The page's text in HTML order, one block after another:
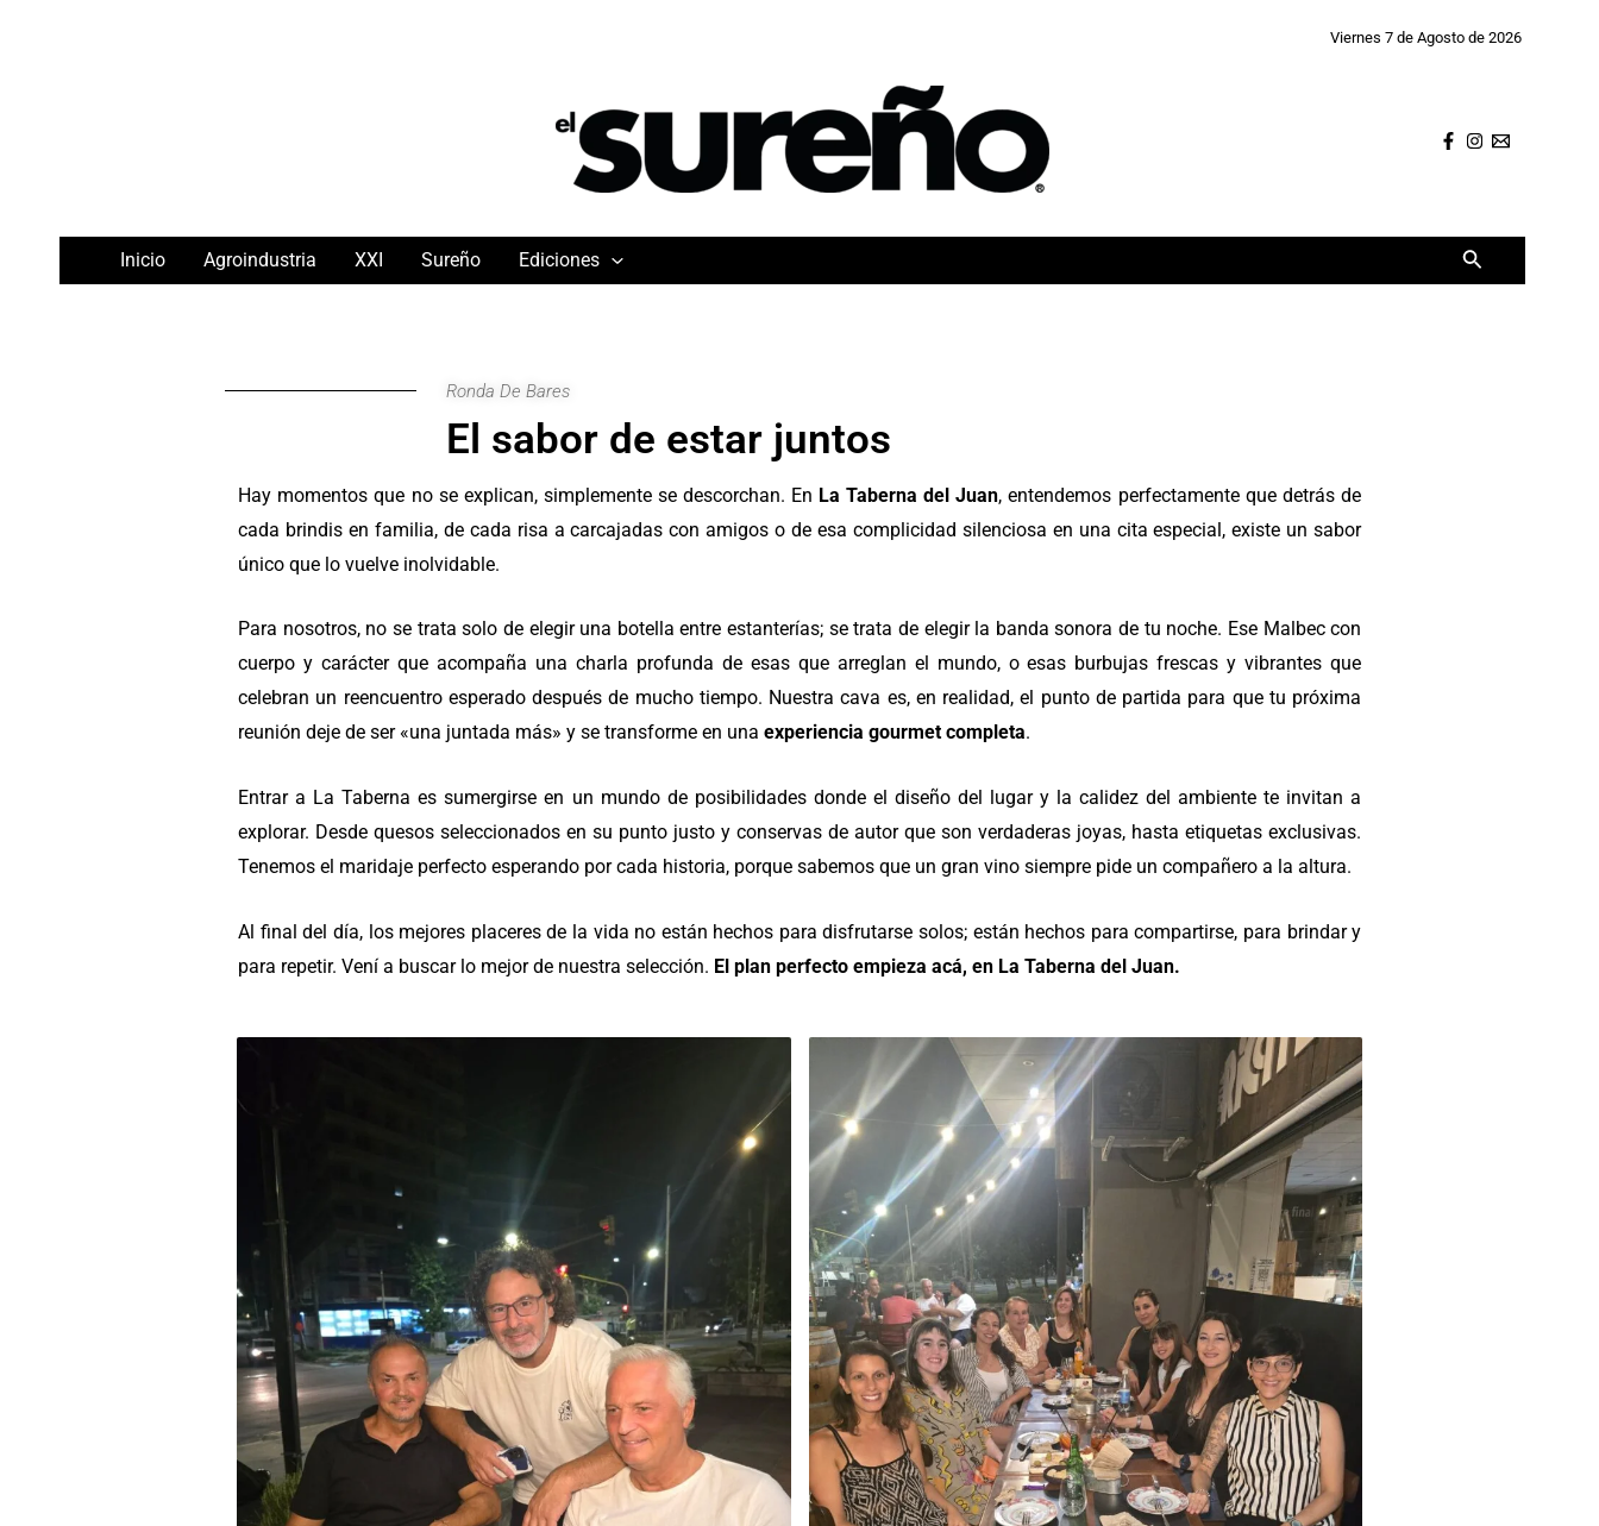
Viernes 7 de Agosto de 2026
Inicio Agroindustria XXI Sureño Ediciones Buscar
Ronda De Bares
El sabor de estar juntos
Hay momentos que no se explican, simplemente se descorchan. En La Taberna del Juan, entendemos perfectamente que detrás de
cada brindis en familia, de cada risa a carcajadas con amigos o de esa complicidad silenciosa en una cita especial, existe un sabor
único que lo vuelve inolvidable.
Para nosotros, no se trata solo de elegir una botella entre estanterías; se trata de elegir la banda sonora de tu noche. Ese Malbec con
cuerpo y carácter que acompaña una charla profunda de esas que arreglan el mundo, o esas burbujas frescas y vibrantes que
celebran un reencuentro esperado después de mucho tiempo. Nuestra cava es, en realidad, el punto de partida para que tu próxima
reunión deje de ser «una juntada más» y se transforme en unaexperiencia gourmet completa.
Entrar a La Taberna es sumergirse en un mundo de posibilidades donde el diseño del lugar y la calidez del ambiente te invitan a
explorar. Desde quesos seleccionados en su punto justo y conservas de autor que son verdaderas joyas, hasta etiquetas exclusivas.
Tenemos el maridaje perfecto esperando por cada historia, porque sabemos que un gran vino siempre pide un compañero a la altura.
Al final del día, los mejores placeres de la vida no están hechos para disfrutarse solos; están hechos para compartirse, para brindar y
para repetir. Vení a buscar lo mejor de nuestra selección. El plan perfecto empieza acá, en La Taberna del Juan.